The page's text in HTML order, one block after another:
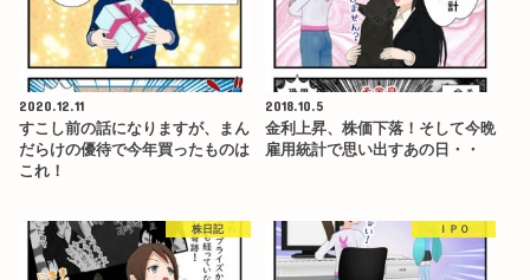
2020.12.11
すこし前の話になりますが、まん
だらけの優待で今年買ったものは
これ！
2018.10.5
金利上昇、株価下落！そして今晩
雇用統計で思い出すあの日・・
株日記 ＩＰＯ